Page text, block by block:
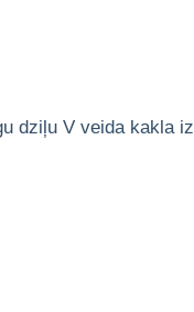
dziļu V veida kakla